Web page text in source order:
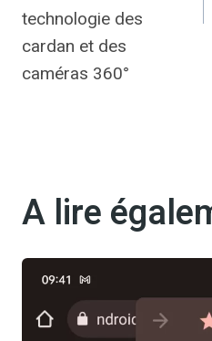
technologie des
cardan et des
caméras 360°
A lire